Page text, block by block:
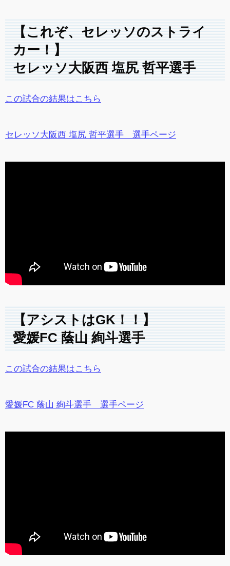
【これぞ、セレッソのストライ
カー！】
セレッソ大阪西 塩尻 哲平選手
この試合の結果はこちら
セレッソ大阪西 塩尻 哲平選手 選手ページ
【アシストはGK！！】
愛媛FC 蔭山 絢斗選手
この試合の結果はこちら
愛媛FC 蔭山 絢斗選手 選手ページ